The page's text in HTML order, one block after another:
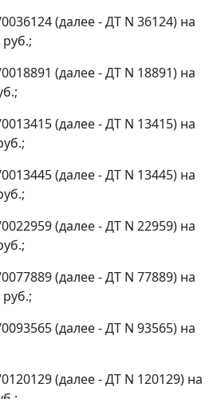
(далее - ДТ N 36124) на
(далее - ДТ N 18891) на
(далее - ДТ N 13415) на
(далее - ДТ N 13445) на
(далее - ДТ N 22959) на
(далее - ДТ N 77889) на
(далее - ДТ N 93565) на
(далее - ДТ N 120129) на